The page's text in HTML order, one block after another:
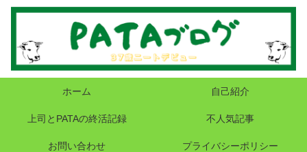
ホーム 自己紹介
上司とPATAの終活記録 不人気記事
お問い合わせ プライバシーポリシー